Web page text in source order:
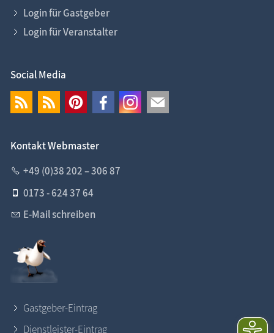
Login für Gastgeber
Login für Veranstalter
Social Media
Kontakt Webmaster
+49 (0)38 202 – 306 87
0173 - 624 37 64
E-Mail schreiben
Gastgeber-Eintrag
Dienstleister-Eintrag